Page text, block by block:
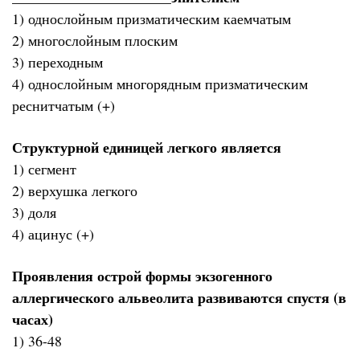
1) однослойным призматическим каемчатым
2) многослойным плоским
3) переходным
4) однослойным многорядным призматическим
реснитчатым (+)
Структурной единицей легкого является
1) сегмент
2) верхушка легкого
3) доля
4) ацинус (+)
Проявления острой формы экзогенного
аллергического альвеолита развиваются спустя (в
часах)
1) 36-48